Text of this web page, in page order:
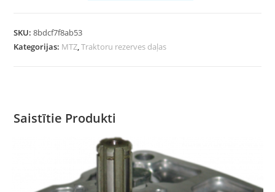
SKU:8bdcf7f8ab53
Kategorijas: MTZ,Traktoru rezerves daļas
Saistītie Produkti